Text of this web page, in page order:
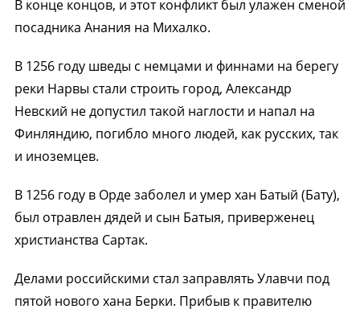
В конце концов, и этот конфликт был улажен сменой
посадника Анания на Михалко.
В 1256 году шведы с немцами и финнами на берегу
реки Нарвы стали строить город, Александр
Невский не допустил такой наглости и напал на
Финляндию, погибло много людей, как русских, так
и иноземцев.
В 1256 году в Орде заболел и умер хан Батый (Бату),
был отравлен дядей и сын Батыя, приверженец
христианства Сартак.
Делами российскими стал заправлять Улавчи под
пятой нового хана Берки. Прибыв к правителю